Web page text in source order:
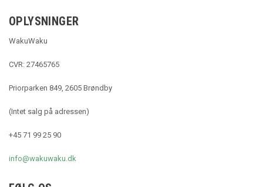
OPLYSNINGER
WakuWaku
CVR: 27465765
Priorparken 849, 2605 Brøndby
(Intet salg på adressen)
+45 71 99 25 90
info@wakuwaku.dk